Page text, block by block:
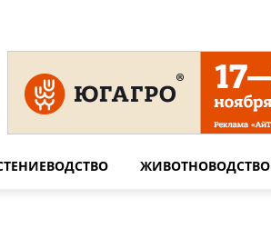
ЖИВОТНОВОДСТВО